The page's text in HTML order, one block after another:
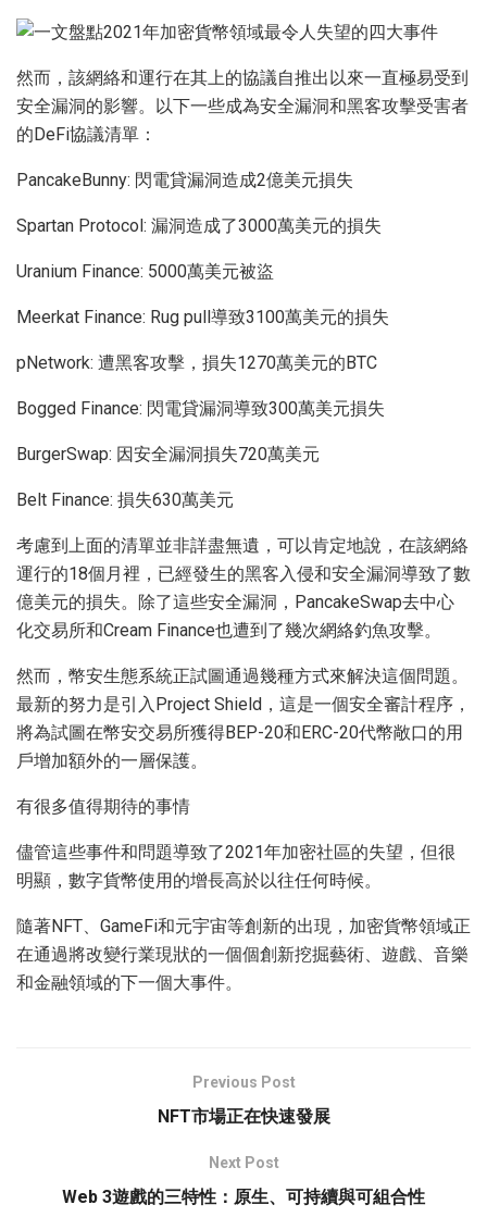
然而，該網絡和運行在其上的協議自推出以來一直極易受到
安全漏洞的影響。以下一些成為安全漏洞和黑客攻擊受害者
的DeFi協議清單：
PancakeBunny: 閃電貸漏洞造成2億美元損失
Spartan Protocol: 漏洞造成了3000萬美元的損失
Uranium Finance: 5000萬美元被盜
Meerkat Finance: Rug pull導致3100萬美元的損失
pNetwork: 遭黑客攻擊，損失1270萬美元的BTC
Bogged Finance: 閃電貸漏洞導致300萬美元損失
BurgerSwap: 因安全漏洞損失720萬美元
Belt Finance: 損失630萬美元
考慮到上面的清單並非詳盡無遺，可以肯定地說，在該網絡
運行的18個月裡，已經發生的黑客入侵和安全漏洞導致了數
億美元的損失。除了這些安全漏洞，PancakeSwap去中心
化交易所和Cream Finance也遭到了幾次網絡釣魚攻擊。
然而，幣安生態系統正試圖通過幾種方式來解決這個問題。
最新的努力是引入Project Shield，這是一個安全審計程序，
將為試圖在幣安交易所獲得BEP-20和ERC-20代幣敞口的用
戶增加額外的一層保護。
有很多值得期待的事情
儘管這些事件和問題導致了2021年加密社區的失望，但很
明顯，數字貨幣使用的增長高於以往任何時候。
隨著NFT、GameFi和元宇宙等創新的出現，加密貨幣領域正
在通過將改變行業現狀的一個個創新挖掘藝術、遊戲、音樂
和金融領域的下一個大事件。
Previous Post
NFT市場正在快速發展
Next Post
Web 3遊戲的三特性：原生、可持續與可組合性